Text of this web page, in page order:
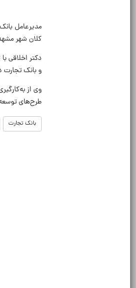
مدیرعامل
کلان شهر
دکتر اخلاقی
و بانک تجارت
وی از
طرح‌های
بانک تجارت